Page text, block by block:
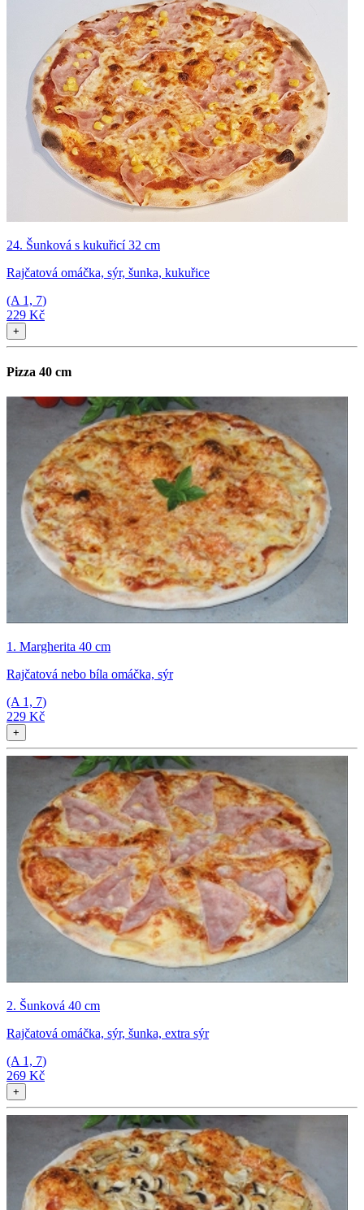
24. Šunková s kukuřicí 32 cm
Rajčatová omáčka, sýr, šunka, kukuřice
(A 1, 7)
229 Kč
+
Pizza 40 cm
1. Margherita 40 cm
Rajčatová nebo bíla omáčka, sýr
(A 1, 7)
229 Kč
+
2. Šunková 40 cm
Rajčatová omáčka, sýr, šunka, extra sýr
(A 1, 7)
269 Kč
+